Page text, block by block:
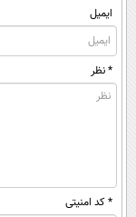
ایمیل
* نظر
* کد امنیتی